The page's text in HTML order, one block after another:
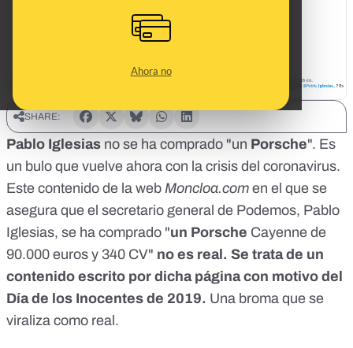
Ahora no
SHARE:
Pablo Iglesias no se ha comprado "un Porsche". Es
un bulo que vuelve ahora con la crisis del coronavirus.
Este contenido de la web Moncloa.com en el que se
asegura que el secretario general de Podemos, Pablo
Iglesias, se ha comprado "un Porsche Cayenne de
90.000 euros y 340 CV" no es real. Se trata de un
contenido escrito por dicha página con motivo del
Día de los Inocentes de 2019. Una broma que se
viraliza como real.